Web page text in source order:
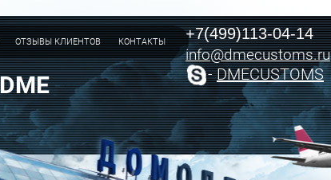
+7(499)113-04-14
info@dmecustoms.ru
-DMECUSTOMS
ОТЗЫВЫ КЛИЕНТОВ КОНТАКТЫ